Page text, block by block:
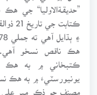
”حديقـﺔالاوليا“ جي
هڪ ناقص نسخو
ڪتبخاني ۾ به
يونيورسٽيءَ ۾ به هڪ
مصنف جو ذڪر مير علي